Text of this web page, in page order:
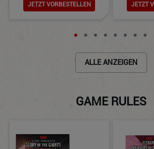
JETZT VORBESTELLEN JETZT
ALLE ANZEIGEN
GAME RULES